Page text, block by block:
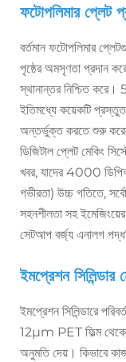
ফটোপলিমার প্লেট
বর্তমান ফটোপলিমার
পৃষ্ঠের অমসৃণতা প্রদান
স্থানান্তর নিশ্চিত করে।
ইতিমধ্যে কয়েকটি
অন্তর্ভুক্ত করতে শুরু করেছে
ডিজিটাল প্লেট মেকিং
খবর, যাদের 4000
গভীরতা) উচ্চ গতিতে,
সহনশীলতা সহ
সেটআপ বর্জ্য এনালগ
ইমপ্রেশন সিলিন্ডার
ইমপ্রেশন সিলিন্ডারে
12µm PET ফিল্ম
অনুমতি দেয়। কিভাবে